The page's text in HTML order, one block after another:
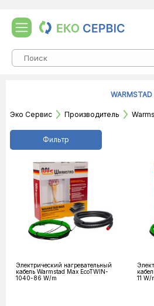
WARMSTAD
Эко Сервис Производитель
Фильтр
Электрический нагревательный
кабель Warmstad Max EcoTWIN-
1040-86 W/m
11 W/